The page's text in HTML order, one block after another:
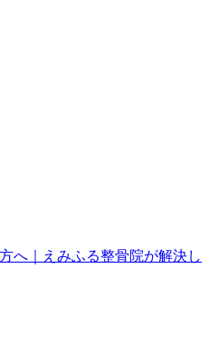
へ｜えみふる整骨院が解決し